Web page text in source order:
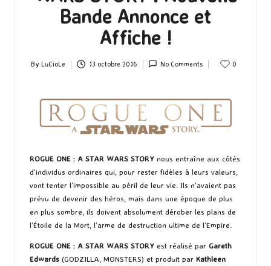
Bande Annonce et
Affiche !
Posted
By LuCioLe 13 octobre 2016 No Comments 0
ROGUE ONE : A STAR WARS STORY nous entraîne aux côtés
d’individus ordinaires qui, pour rester fidèles à leurs valeurs,
vont tenter l’impossible au péril de leur vie. Ils n’avaient pas
prévu de devenir des héros, mais dans une époque de plus
en plus sombre, ils doivent absolument dérober les plans de
l’Étoile de la Mort, l’arme de destruction ultime de l’Empire.
ROGUE ONE : A STAR WARS STORY est réalisé par Gareth
Edwards (GODZILLA, MONSTERS) et produit par Kathleen